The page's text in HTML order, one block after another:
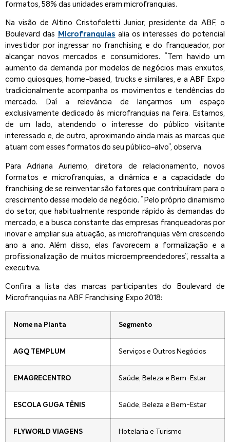
formatos, 58% das unidades eram microfranquias.
Na visão de Altino Cristofoletti Junior, presidente da ABF, o
Boulevard das
Microfranquias alia os interesses do potencial
investidor por ingressar no franchising e do franqueador, por
alcançar novos mercados e consumidores. “Tem havido um
aumento da demanda por modelos de negócios mais enxutos,
como quiosques, home-based, trucks e similares, e a ABF Expo
tradicionalmente acompanha os movimentos e tendências do
mercado. Daí a relevância de lançarmos um espaço
exclusivamente dedicado às microfranquias na feira. Estamos,
de um lado, atendendo o interesse do público visitante
interessado e, de outro, aproximando ainda mais as marcas que
atuam com esses formatos do seu público-alvo”, observa.
Para Adriana Auriemo, diretora de relacionamento, novos
formatos e microfranquias, a dinâmica e a capacidade do
franchising de se reinventar são fatores que contribuíram para o
crescimento desse modelo de negócio. “Pelo próprio dinamismo
do setor, que habitualmente responde rápido às demandas do
mercado, e a busca constante das empresas franqueadoras por
inovar e ampliar sua atuação, as microfranquias vêm crescendo
ano a ano. Além disso, elas favorecem a formalização e a
profissionalização de muitos microempreendedores”, ressalta a
executiva.
Confira a lista das marcas participantes do Boulevard de
Microfranquias na ABF Franchising Expo 2018:
Nome na Planta Segmento
AGQ TEMPLUM Serviços e Outros Negócios
EMAGRECENTRO Saúde, Beleza e Bem-Estar
ESCOLA GUGA TÊNIS Saúde, Beleza e Bem-Estar
FLYWORLD VIAGENS Hotelaria e Turismo